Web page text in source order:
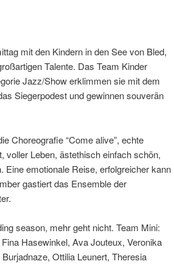
mit den Kindern in den See von Bled,
Talente. Das Team Kinder
Jazz/Show erklimmen sie mit dem
Siegerpodest und gewinnen souverän
Choreografie “Come alive”, echte
voller Leben, ästethisch einfach schön,
Eine emotionale Reise, erfolgreicher kann
gastiert das Ensemble der
season, mehr geht nicht. Team Mini:
Hasewinkel, Ava Jouteux, Veronika
Ottilia Leunert, Theresia